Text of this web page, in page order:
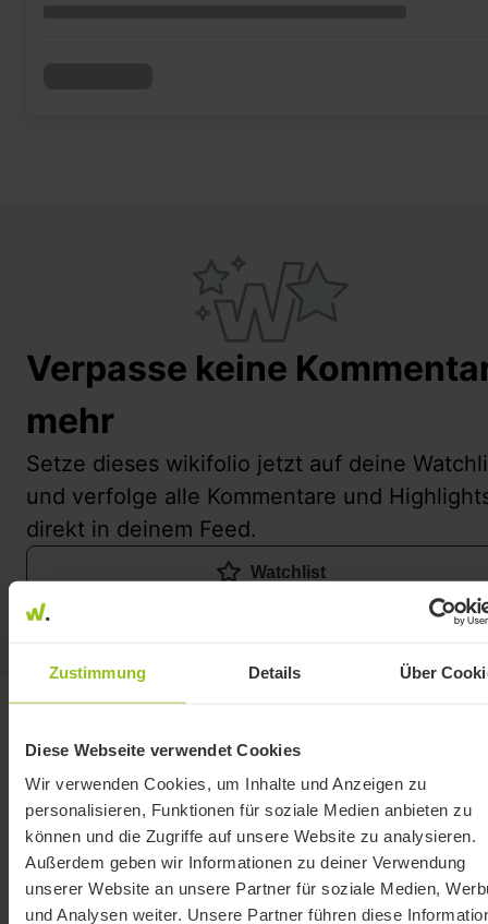
Zustimmung Details Über
Diese Webseite verwendet Cookies
Wir verwenden Cookies, um Inhalte und Anzeigen zu
personalisieren, Funktionen für soziale Medien anbieten zu
können und die Zugriffe auf unsere Website zu analysieren.
Außerdem geben wir Informationen zu deiner Verwendung
unserer Website an unsere Partner für soziale Medien,
und Analysen weiter. Unsere Partner führen diese
Verpasse keine
mehr
Setze dieses wikifolio jetzt auf deine
und verfolge alle Kommentare und
direkt in deinem Feed.
Watchlist
Handelsidee
Dieses Aktien - Portfolio soll weltweit in meiner
nach langfristig aussichtsreiche Technologie-